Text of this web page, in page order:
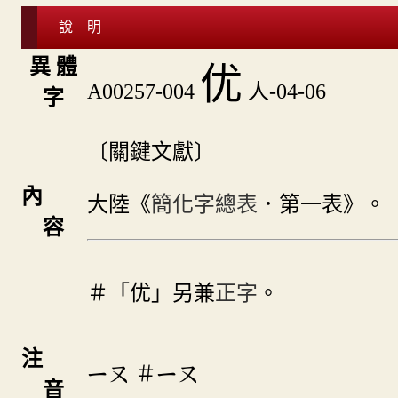
說 明
異 體
字
A00257-004 优 人-04-06
內
容
〔關鍵文獻〕
大陸《簡化字總表 ．第一表》。
＃「优」另兼正字 。
注
音
ㄧㄡ ＃ㄧㄡ